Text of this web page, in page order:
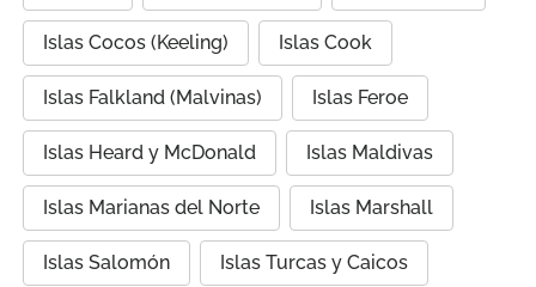
Islas Cocos (Keeling) Islas Cook
Islas Falkland (Malvinas) Islas Feroe
Islas Heard y McDonald Islas Maldivas
Islas Marianas del Norte Islas Marshall
Islas Salomón Islas Turcas y Caicos